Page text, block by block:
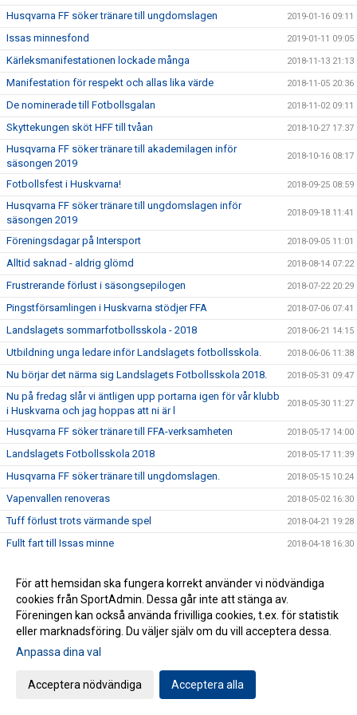
Husqvarna FF söker tränare till ungdomslagen 2019-01-16 09:11
Issas minnesfond 2019-01-11 09:05
Kärleksmanifestationen lockade många 2018-11-13 21:13
Manifestation för respekt och allas lika värde 2018-11-05 20:36
De nominerade till Fotbollsgalan 2018-11-02 09:11
Skyttekungen sköt HFF till tvåan 2018-10-27 17:37
Husqvarna FF söker tränare till akademilagen inför
säsongen 2019
2018-10-16 08:17
Fotbollsfest i Huskvarna! 2018-09-25 08:59
Husqvarna FF söker tränare till ungdomslagen inför
säsongen 2019
2018-09-18 11:41
Föreningsdagar på Intersport 2018-09-05 11:01
Alltid saknad - aldrig glömd 2018-08-14 07:22
Frustrerande förlust i säsongsepilogen 2018-07-22 20:29
Pingstförsamlingen i Huskvarna stödjer FFA 2018-07-06 07:41
Landslagets sommarfotbollsskola - 2018 2018-06-21 14:15
Utbildning unga ledare inför Landslagets fotbollsskola. 2018-06-06 11:38
Nu börjar det närma sig Landslagets Fotbollsskola 2018. 2018-05-31 09:47
Nu på fredag slår vi äntligen upp portarna igen för vår klubb
i Huskvarna och jag hoppas att ni är l
2018-05-30 11:27
Husqvarna FF söker tränare till FFA-verksamheten 2018-05-17 14:00
Landslagets Fotbollsskola 2018 2018-05-17 11:39
Husqvarna FF söker tränare till ungdomslagen. 2018-05-15 10:24
Vapenvallen renoveras 2018-05-02 16:30
Tuff förlust trots värmande spel 2018-04-21 19:28
Fullt fart till Issas minne 2018-04-18 16:30
Se alla pristagarna från Årsmötet 2018-03-31 08:03
Stort intresse för årsmötet 2018-03-28 19:33
Nominering av kandidater till Issas minnesfond pågår 2018-03-25 12:00
Engagerade funktionärer förbereder säsongen
" Tack vare fotbollen gick vi till final"
För att hemsidan ska fungera korrekt använder vi nödvändiga
cookies från SportAdmin. Dessa går inte att stänga av.
Föreningen kan också använda frivilliga cookies, t.ex. för statistik
eller marknadsföring. Du väljer själv om du vill acceptera dessa.
Anpassa dina val
Acceptera nödvändiga Acceptera alla